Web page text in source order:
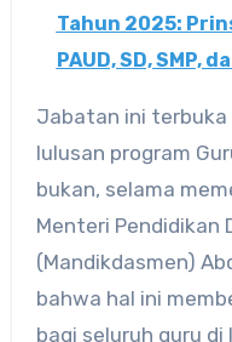
Tahun 2025:
PAUD, SD, SMP,
Jabatan ini terbuka
lulusan program
bukan, selama
Menteri Pendidikan
(Mandikdasmen)
bahwa hal ini
bagi seluruh guru di